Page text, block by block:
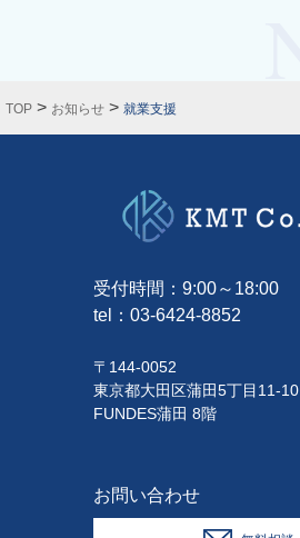
TOP > お知らせ > 就業支援
受付時間：9:00～18:00
tel： 03-6424-8852
〒144-0052
東京都大田区蒲田5丁目11-10
FUNDES蒲田 8階
お問い合わせ